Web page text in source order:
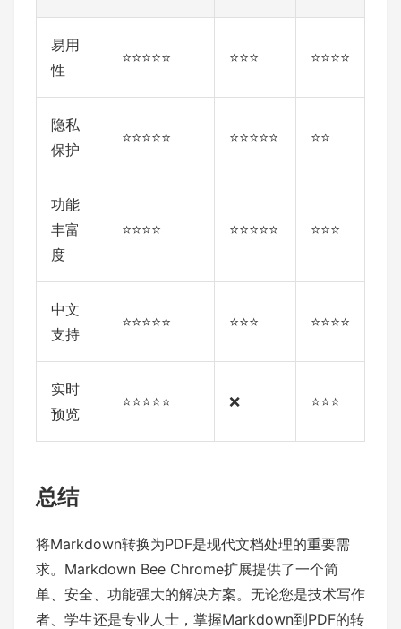
易用
性
⭐⭐⭐⭐⭐ ⭐⭐⭐ ⭐⭐⭐⭐
隐私
保护
⭐⭐⭐⭐⭐ ⭐⭐⭐⭐⭐ ⭐⭐
功能
丰富
度
⭐⭐⭐⭐ ⭐⭐⭐⭐⭐ ⭐⭐⭐
中文
支持
⭐⭐⭐⭐⭐ ⭐⭐⭐ ⭐⭐⭐⭐
实时
预览
⭐⭐⭐⭐⭐ ❌ ⭐⭐⭐
总结
将Markdown转换为PDF是现代文档处理的重要需
求。Markdown Bee Chrome扩展提供了一个简
单、安全、功能强大的解决方案。无论您是技术写作
者、学生还是专业人士，掌握Markdown到PDF的转